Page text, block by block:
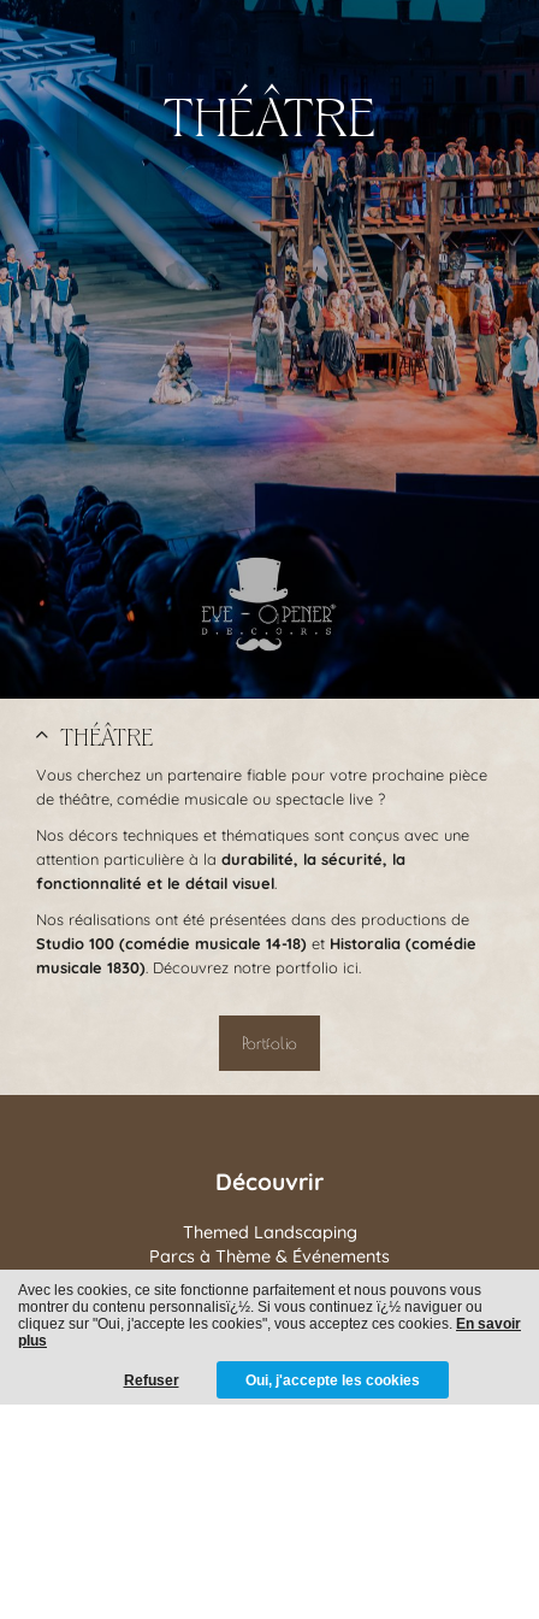
THÉÂTRE
THÉÂTRE
Vous cherchez un partenaire fiable pour votre prochaine pièce
de théâtre, comédie musicale ou spectacle live ?
Nos décors techniques et thématiques sont conçus avec une
attention particulière à la durabilité, la sécurité, la
fonctionnalité et le détail visuel.
Nos réalisations ont été présentées dans des productions de
Studio 100 (comédie musicale 14-18) et Historalia (comédie
musicale 1830). Découvrez notre portfolio ici.
Portfolio
Découvrir
Themed Landscaping
Parcs à Thème & Événements
Intérieur
À propos de nous
Famille
Contactez nous
Avec les cookies, ce site fonctionne parfaitement et nous pouvons vous
montrer du contenu personnalisï¿½. Si vous continuez ï¿½ naviguer ou
cliquez sur "Oui, j'accepte les cookies", vous acceptez ces cookies. En savoir
plus
Refuser Oui, j'accepte les cookies